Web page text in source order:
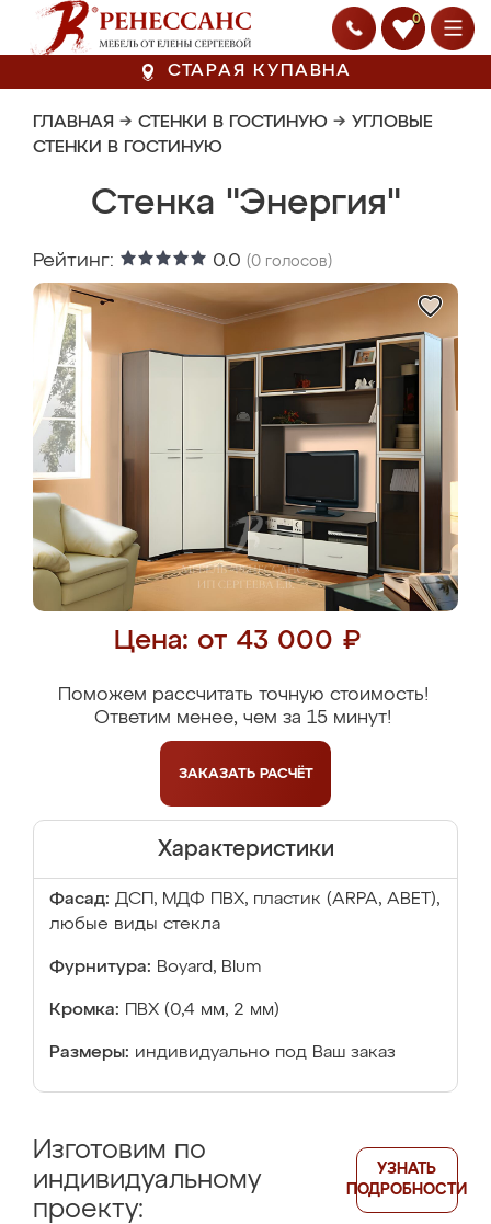
0
СТАРАЯ КУПАВНА
ГЛАВНАЯ → СТЕНКИ В ГОСТИНУЮ → УГЛОВЫЕ
СТЕНКИ В ГОСТИНУЮ
Стенка "Энергия"
Рейтинг: 0.0 (0 голосов)
Цена: от 43 000 ₽
Поможем рассчитать точную стоимость!
Ответим менее, чем за 15 минут!
ЗАКАЗАТЬ РАСЧЁТ
Характеристики
Фасад: ДСП, МДФ ПВХ, пластик (ARPA, ABET),
любые виды стекла
Фурнитура: Boyard, Blum
Кромка: ПВХ (0,4 мм, 2 мм)
Размеры: индивидуально под Ваш заказ
Изготовим по
индивидуальному
проекту:
УЗНАТЬ
ПОДРОБНОСТИ